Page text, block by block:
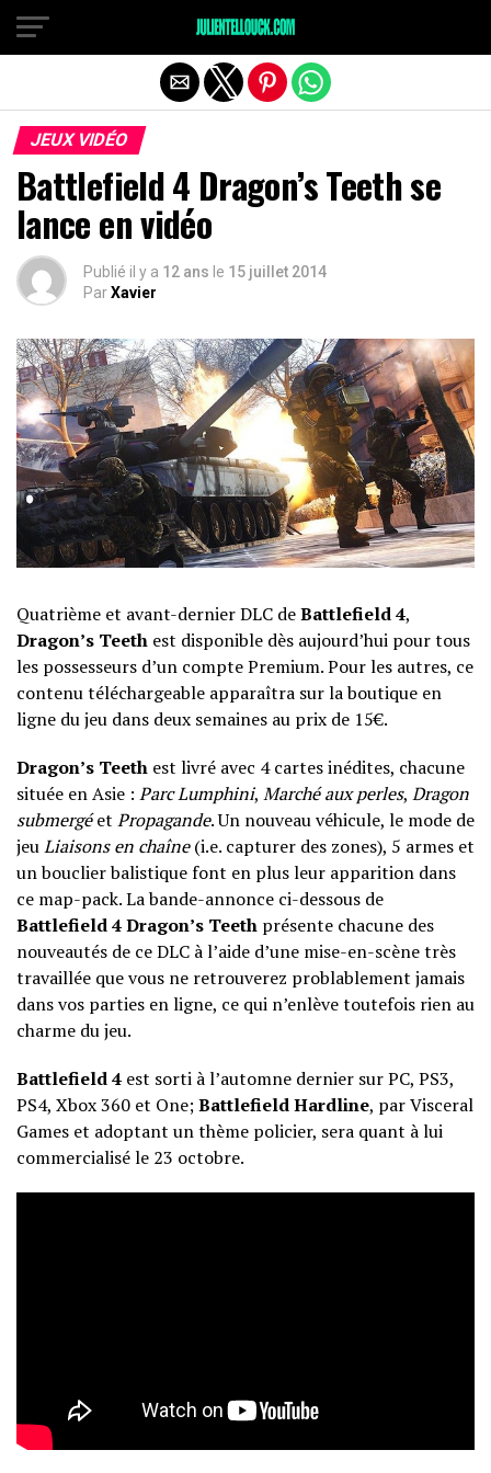
JEUX VIDÉO
Battlefield 4 Dragon’s Teeth se
lance en vidéo
Publié il y a 12 ans le 15 juillet 2014
ParXavier
Quatrième et avant-dernier DLC deBattlefield 4,
Dragon’s Teeth est disponible dès aujourd’hui pour tous
les possesseurs d’un compte Premium. Pour les autres, ce
contenu téléchargeable apparaîtra sur la boutique en
ligne du jeu dans deux semaines au prix de 15€.
Dragon’s Teeth est livré avec 4 cartes inédites, chacune
située en Asie : Parc Lumphini, Marché aux perles, Dragon
submergéet Propagande. Un nouveau véhicule, le mode de
jeuLiaisons en chaîne(i.e. capturer des zones), 5 armes et
un bouclier balistique font en plus leur apparition dans
ce map-pack. La bande-annonce ci-dessous de
Battlefield 4 Dragon’s Teeth présente chacune des
nouveautés de ce DLC à l’aide d’une mise-en-scène très
travaillée que vous ne retrouverez problablement jamais
dans vos parties en ligne, ce qui n’enlève toutefois rien au
charme du jeu.
Battlefield 4 est sorti à l’automne dernier sur PC, PS3,
PS4, Xbox 360 et One;Battlefield Hardline, par Visceral
Games et adoptant un thème policier, sera quant à lui
commercialisé le 23 octobre.